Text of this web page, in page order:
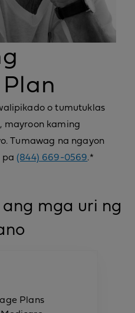
o tumutuklas
mayroon kaming
Tumawag na ngayon
pa(844) 669-0569.*
mga uri ng
Plans